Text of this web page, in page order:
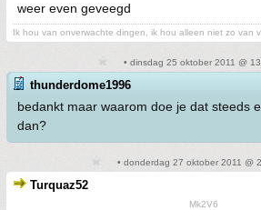
weer even geveegd
Ik hou van onverwachte dingen, ik hou alleen niet zo van
• dinsdag 25 oktober 2011 @
thunderdome1996
bedankt maar waarom doe je dat steeds
dan?
• donderdag 27 oktober 2011 @
Turquaz52
Mk2V6